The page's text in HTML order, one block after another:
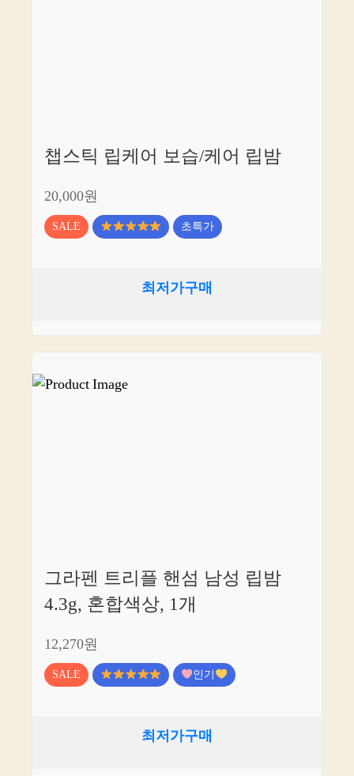
챕스틱 립케어 보습/케어 립밤
20,000원
SALE 초특가
최저가구매
그라펜 트리플 핸섬 남성 립밤
4.3g, 혼합색상, 1개
12,270원
SALE 인기
최저가구매